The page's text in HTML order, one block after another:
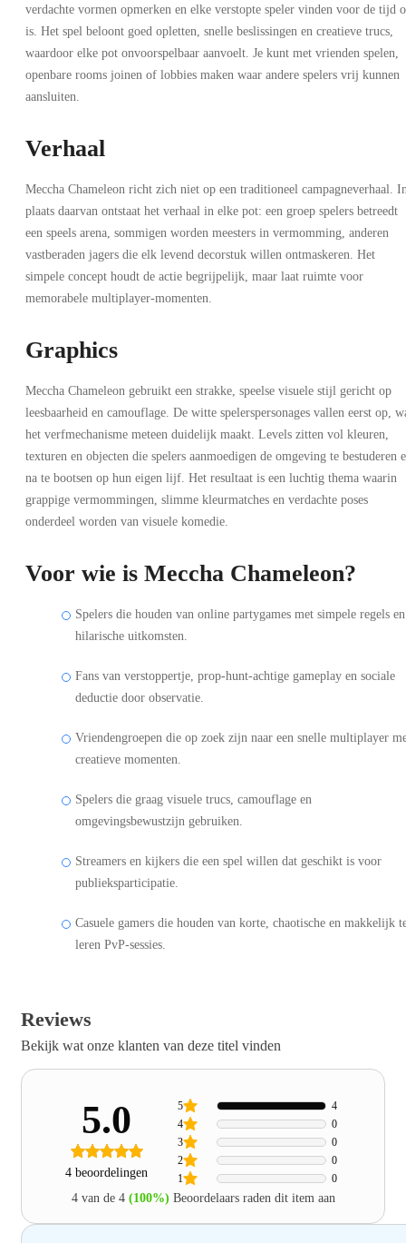
verdachte vormen opmerken en elke verstopte speler vinden voor de tijd
is. Het spel beloont goed opletten, snelle beslissingen en creatieve trucs,
waardoor elke pot onvoorspelbaar aanvoelt. Je kunt met vrienden spelen,
openbare rooms joinen of lobbies maken waar andere spelers vrij kunnen
aansluiten.
Verhaal
Meccha Chameleon richt zich niet op een traditioneel campagneverhaal.
plaats daarvan ontstaat het verhaal in elke pot: een groep spelers betreedt
een speels arena, sommigen worden meesters in vermomming, anderen
vastberaden jagers die elk levend decorstuk willen ontmaskeren. Het
simpele concept houdt de actie begrijpelijk, maar laat ruimte voor
memorabele multiplayer-momenten.
Graphics
Meccha Chameleon gebruikt een strakke, speelse visuele stijl gericht op
leesbaarheid en camouflage. De witte spelerspersonages vallen eerst op,
het verfmechanisme meteen duidelijk maakt. Levels zitten vol kleuren,
texturen en objecten die spelers aanmoedigen de omgeving te bestuderen
na te bootsen op hun eigen lijf. Het resultaat is een luchtig thema waarin
grappige vermommingen, slimme kleurmatches en verdachte poses
onderdeel worden van visuele komedie.
Voor wie is Meccha Chameleon?
Spelers die houden van online partygames met simpele regels en
hilarische uitkomsten.
Fans van verstoppertje, prop-hunt-achtige gameplay en sociale
deductie door observatie.
Vriendengroepen die op zoek zijn naar een snelle multiplayer
creatieve momenten.
Spelers die graag visuele trucs, camouflage en
omgevingsbewustzijn gebruiken.
Streamers en kijkers die een spel willen dat geschikt is voor
publieksparticipatie.
Casuele gamers die houden van korte, chaotische en makkelijk
leren PvP-sessies.
Reviews
Bekijk wat onze klanten van deze titel vinden
5.0
4 beoordelingen 1 0
2 0
3 0
4 0
5 4
4 van de 4 (100%) Beoordelaars raden dit item aan